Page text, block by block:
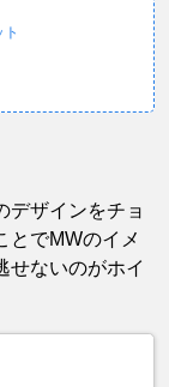
デザインをチョ
とでMWのイメ
せないのがホイ